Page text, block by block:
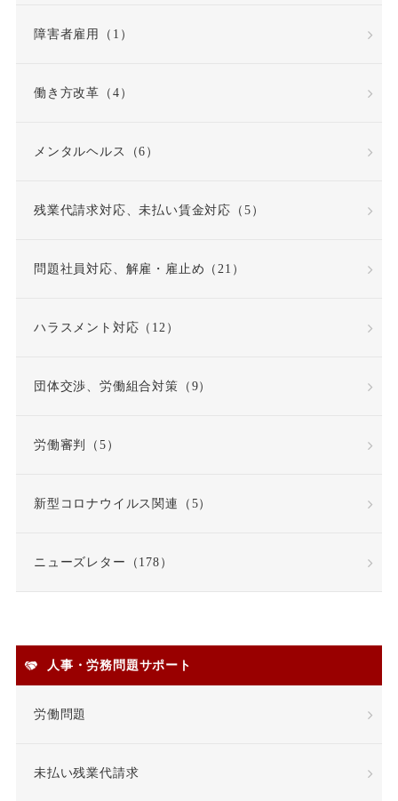
障害者雇用（1）
働き方改革（4）
メンタルヘルス（6）
残業代請求対応、未払い賃金対応（5）
問題社員対応、解雇・雇止め（21）
ハラスメント対応（12）
団体交渉、労働組合対策（9）
労働審判（5）
新型コロナウイルス関連（5）
ニューズレター（178）
人事・労務問題サポート
労働問題
未払い残業代請求